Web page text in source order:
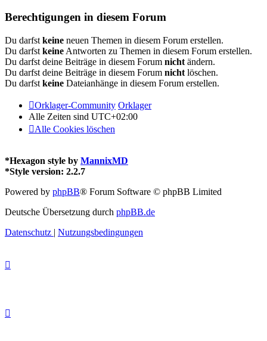
Berechtigungen in diesem Forum
Du darfst keine neuen Themen in diesem Forum erstellen.
Du darfst keine Antworten zu Themen in diesem Forum erstellen.
Du darfst deine Beiträge in diesem Forum nicht ändern.
Du darfst deine Beiträge in diesem Forum nicht löschen.
Du darfst keine Dateianhänge in diesem Forum erstellen.
Orklager-Community Orklager
Alle Zeiten sind UTC+02:00
Alle Cookies löschen
*Hexagon style by MannixMD
*Style version: 2.2.7
Powered by phpBB® Forum Software © phpBB Limited
Deutsche Übersetzung durch phpBB.de
Datenschutz | Nutzungsbedingungen